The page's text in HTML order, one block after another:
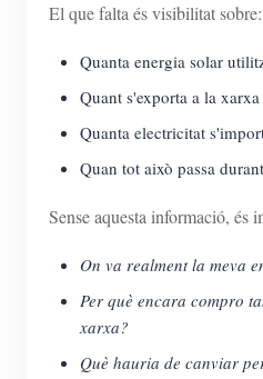
El que falta és visibilitat sobre:
Quanta energia solar
Quant s'exporta a la xarxa
Quanta electricitat
Quan tot això passa
Sense aquesta informació, és
On va realment la meva
Per què encara compro
xarxa?
Què hauria de canviar